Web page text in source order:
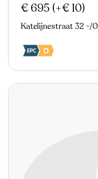
€ 695 (+€ 10)
Katelijnestraat 32 -/